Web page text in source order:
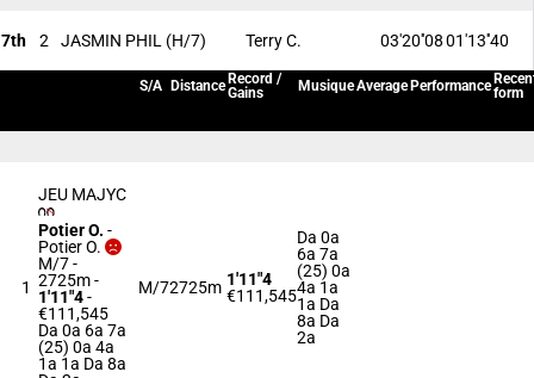
7th 2 JASMIN PHIL (H/7) Terry C. 03'20''0801'13''40
S/A Distance Record /
Gains
MusiqueAverage Performanceform
1
JEU MAJYC
Potier O. -
Potier O.
M/7 -
2725m-
1'11"4-
€111,545
Da 0a 6a 7a
(25) 0a 4a
1a 1a Da 8a
M/72725m 1'11"4
€111,545
Da 0a
6a 7a
(25) 0a
4a 1a
1a Da
8a Da
2a